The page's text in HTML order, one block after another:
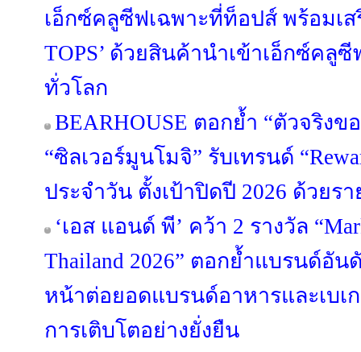
เอ็กซ์คลูซีฟเฉพาะที่ท็อปส์ พร้อมเส
TOPS’ ด้วยสินค้านำเข้าเอ็กซ์คลู
ทั่วโลก
BEARHOUSE ตอกย้ำ “ตัวจริง
“ซิลเวอร์มูนโมจิ” รับเทรนด์
ประจำวัน ตั้งเป้าปิดปี 2026 ด้วยร
‘เอส แอนด์ พี’ คว้า 2 รางวัล
Thailand 2026” ตอกย้ำแบรนด์อั
หน้าต่อยอดแบรนด์อาหารและเบเ
การเติบโตอย่างยั่งยืน